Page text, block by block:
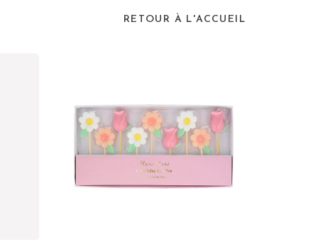
RETOUR À L'ACCUEIL